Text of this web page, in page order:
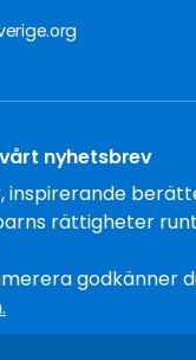
nyhetsbrev
inspirerande
rättigheter
godkänner